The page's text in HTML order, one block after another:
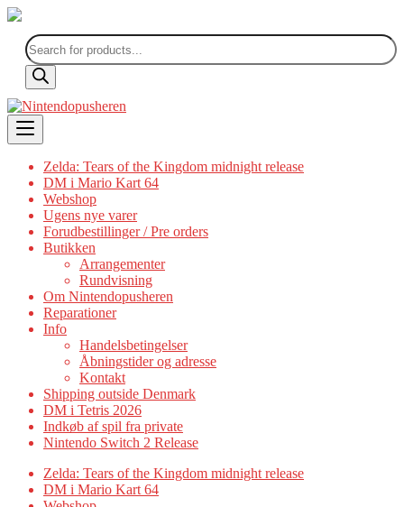
Products
search
Skip
to
content
Zelda: Tears of the Kingdom midnight release
DM i Mario Kart 64
Webshop
Ugens nye varer
Forudbestillinger / Pre orders
Butikken
Arrangementer
Rundvisning
Om Nintendopusheren
Reparationer
Info
Handelsbetingelser
Åbningstider og adresse
Kontakt
Shipping outside Denmark
DM i Tetris 2026
Indkøb af spil fra private
Nintendo Switch 2 Release
Zelda: Tears of the Kingdom midnight release
DM i Mario Kart 64